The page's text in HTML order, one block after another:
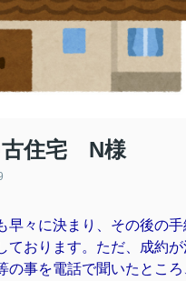
住宅 N様
早々に決まり、その後の
ております。ただ、成約が
の事を電話で聞いたとこ